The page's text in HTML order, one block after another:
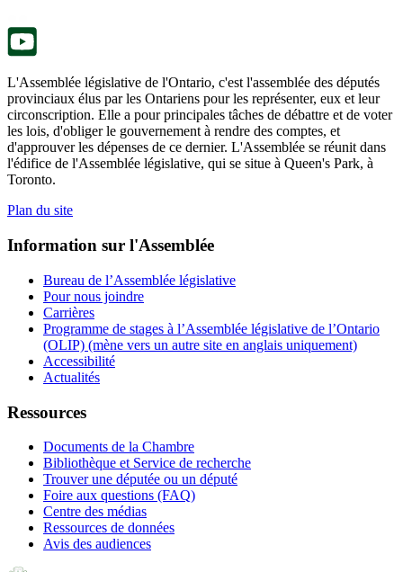
L'Assemblée législative de l'Ontario, c'est l'assemblée des députés
provinciaux élus par les Ontariens pour les représenter, eux et leur
circonscription. Elle a pour principales tâches de débattre et de voter
les lois, d'obliger le gouvernement à rendre des comptes, et
d'approuver les dépenses de ce dernier. L'Assemblée se réunit dans
l'édifice de l'Assemblée législative, qui se situe à Queen's Park, à
Toronto.
Plan du site
Information sur l'Assemblée
Bureau de l’Assemblée législative
Pour nous joindre
Carrières
Programme de stages à l’Assemblée législative de l’Ontario
(OLIP) (mène vers un autre site en anglais uniquement)
Accessibilité
Actualités
Ressources
Documents de la Chambre
Bibliothèque et Service de recherche
Trouver une députée ou un député
Foire aux questions (FAQ)
Centre des médias
Ressources de données
Avis des audiences